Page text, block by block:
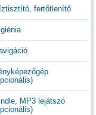
fertőtlenítő
MP3 lejátszó